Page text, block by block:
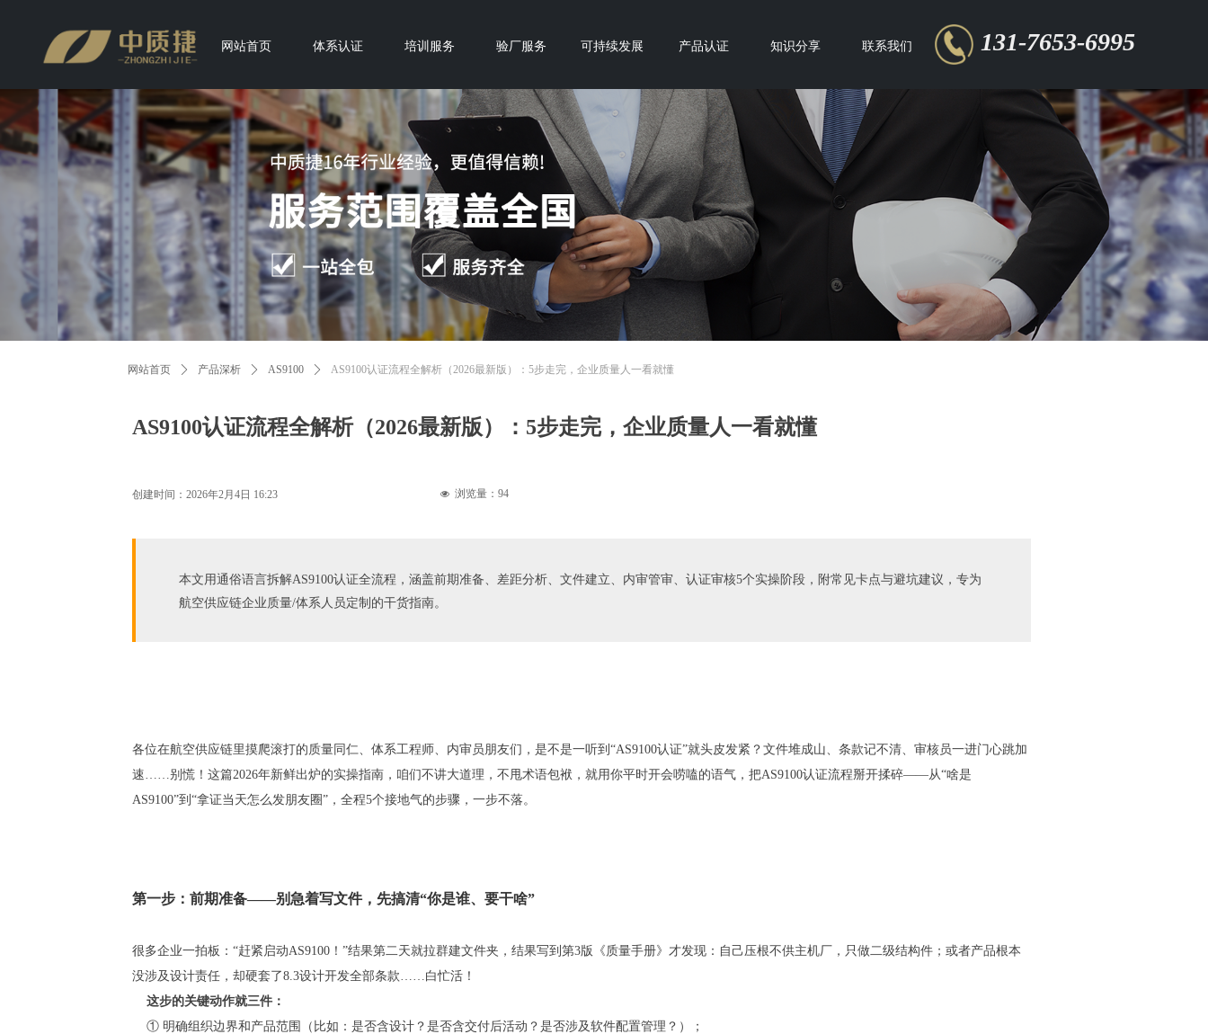
131-7653-6995
网站首页 体系认证 培训服务 验厂服务 可持续发展 产品认证 知识分享 联系我们
AS9100认证流程全解析（2026最新版）：5步走完，企业质量人一看就懂
网站首页 ꄲ 产品深析 ꄲ AS9100 ꄲ AS9100认证流程全解析（2026最新版）：5步走完，企业质量人一看就懂
各位在航空供应链里摸爬滚打的质量同仁、体系工程师、内审员朋友们，是不是一听到“AS9100认证”就头皮发紧？文件堆成山、条款记不清、审核员一进门心跳加
速……别慌！这篇2026年新鲜出炉的实操指南，咱们不讲大道理，不甩术语包袱，就用你平时开会唠嗑的语气，把AS9100认证流程掰开揉碎——从“啥是
AS9100”到“拿证当天怎么发朋友圈”，全程5个接地气的步骤，一步不落。
第一步：前期准备——别急着写文件，先搞清“你是谁、要干啥”
很多企业一拍板：“赶紧启动AS9100！”结果第二天就拉群建文件夹，结果写到第3版《质量手册》才发现：自己压根不供主机厂，只做二级结构件；或者产品根本
没涉及设计责任，却硬套了8.3设计开发全部条款……白忙活！
这步的关键动作就三件：
① 明确组织边界和产品范围（比如：是否含设计？是否含交付后活动？是否涉及软件配置管理？）；
넶 浏览量： 94
创建时间： 2026年2月4日 16:23
本文用通俗语言拆解AS9100认证全流程，涵盖前期准备、差距分析、文件建立、内审管审、认证审核5个实操阶段，附常见卡点与避坑建议，专为
航空供应链企业质量/体系人员定制的干货指南。